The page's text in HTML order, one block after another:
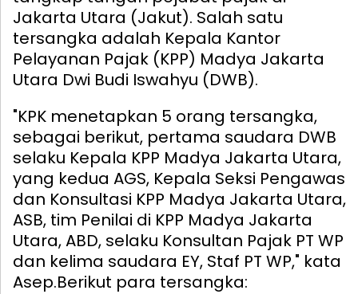
Jakarta Utara (Jakut). Salah satu
tersangka adalah Kepala Kantor
Pelayanan Pajak (KPP) Madya Jakarta
Utara Dwi Budi Iswahyu (DWB).
"KPK menetapkan 5 orang tersangka,
sebagai berikut, pertama saudara DWB
selaku Kepala KPP Madya Jakarta Utara,
yang kedua AGS, Kepala Seksi Pengawas
dan Konsultasi KPP Madya Jakarta Utara,
ASB, tim Penilai di KPP Madya Jakarta
Utara, ABD, selaku Konsultan Pajak PT WP
dan kelima saudara EY, Staf PT WP," kata
Asep.Berikut para tersangka: